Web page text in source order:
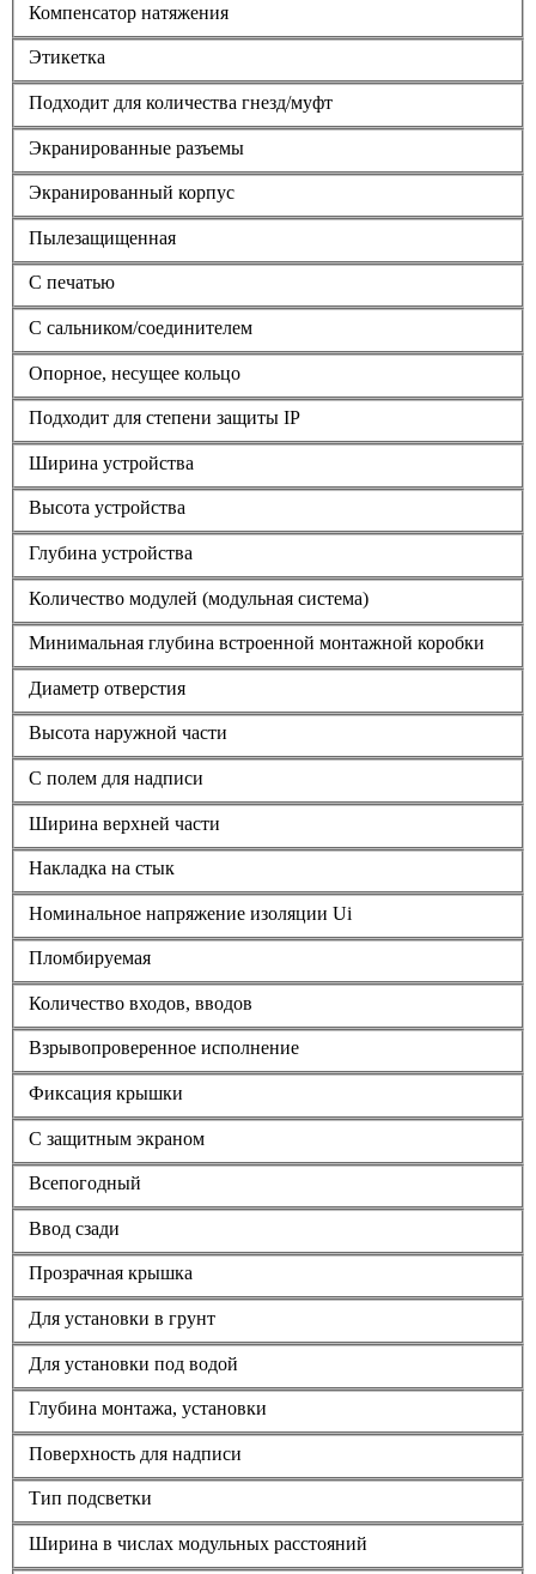
Компенсатор натяжения
Этикетка
Подходит для количества гнезд/муфт
Экранированные разъемы
Экранированный корпус
Пылезащищенная
С печатью
С сальником/соединителем
Опорное, несущее кольцо
Подходит для степени защиты IP
Ширина устройства
Высота устройства
Глубина устройства
Количество модулей (модульная система)
Минимальная глубина встроенной монтажной коробки
Диаметр отверстия
Высота наружной части
С полем для надписи
Ширина верхней части
Накладка на стык
Номинальное напряжение изоляции Ui
Пломбируемая
Количество входов, вводов
Взрывопроверенное исполнение
Фиксация крышки
С защитным экраном
Всепогодный
Ввод сзади
Прозрачная крышка
Для установки в грунт
Для установки под водой
Глубина монтажа, установки
Поверхность для надписи
Тип подсветки
Ширина в числах модульных расстояний